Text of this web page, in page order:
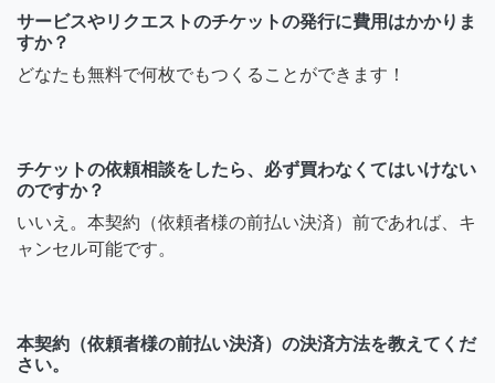
サービスやリクエストのチケットの発行に費用はかかりま
すか？
どなたも無料で何枚でもつくることができます！
チケットの依頼相談をしたら、必ず買わなくてはいけない
のですか？
いいえ。本契約（依頼者様の前払い決済）前であれば、キ
ャンセル可能です。
本契約（依頼者様の前払い決済）の決済方法を教えてくだ
さい。